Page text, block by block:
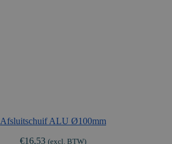
Afsluitschuif ALU Ø100mm
€16,53 (excl. BTW)